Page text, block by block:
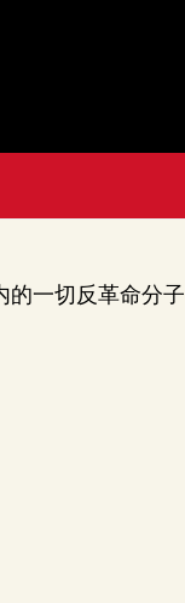
的一切反革命分子